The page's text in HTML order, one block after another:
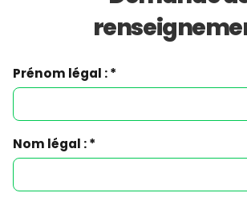
Prénom légal : *
Nom légal : *